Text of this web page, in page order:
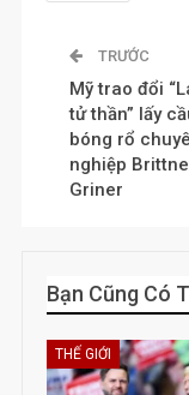
TRƯỚC
Mỹ trao đổi
tử thần” lấy
bóng rổ
nghiệp
Griner
Bạn Cũng Có
THẾ GIỚI